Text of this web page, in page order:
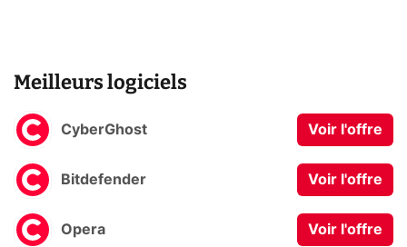
Meilleurs logiciels
CyberGhost Voir l'offre
Bitdefender Voir l'offre
Opera Voir l'offre